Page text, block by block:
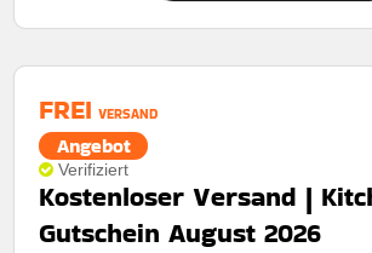
FREI VERSAND
Angebot
Verifiziert
Kostenloser Versand |
Gutschein August 2026